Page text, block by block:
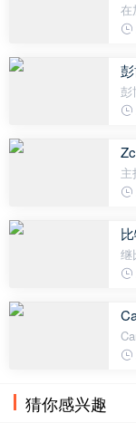
在
后
受
彭
份
密
技
继
加
斯
猜你感兴趣